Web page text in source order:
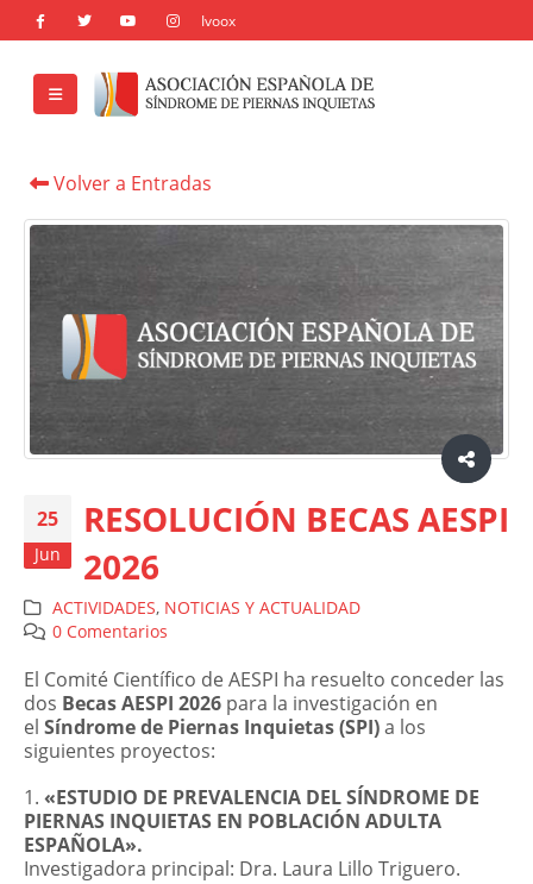
Volver a Entradas
25
Jun
RESOLUCIÓN BECAS AESPI
2026
ACTIVIDADES, NOTICIAS Y ACTUALIDAD
0 Comentarios
El Comité Científico de AESPI ha resuelto conceder las
dos Becas AESPI 2026 para la investigación en
el Síndrome de Piernas Inquietas (SPI)a los
siguientes proyectos:
1. «ESTUDIO DE PREVALENCIA DEL SÍNDROME DE
PIERNAS INQUIETAS EN POBLACIÓN ADULTA
ESPAÑOLA».
Investigadora principal: Dra. Laura Lillo Triguero.